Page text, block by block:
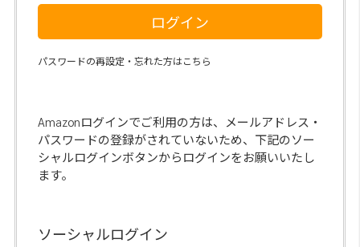
ログイン
パスワードの再設定・忘れた方はこちら
Amazonログインでご利用の方は、メールアドレス・
パスワードの登録がされていないため、下記のソー
シャルログインボタンからログインをお願いいたし
ます。
ソーシャルログイン